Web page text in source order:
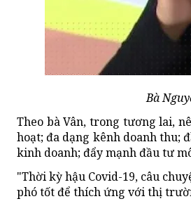
Bà
Theo bà Vân, trong tương lai,
hoạt; đa dạng kênh doanh thu;
kinh doanh; đẩy mạnh đầu tư
"Thời kỳ hậu Covid-19, câu
phó tốt để thích ứng với thị